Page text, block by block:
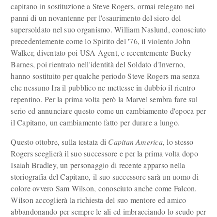
capitano in sostituzione a Steve Rogers, ormai relegato nei
panni di un novantenne per l'esaurimento del siero del
supersoldato nel suo organismo. William Naslund, conosciuto
precedentemente come lo Spirito del '76, il violento John
Walker, diventato poi USA Agent, e recentemente Bucky
Barnes, poi rientrato nell'identità del Soldato d'Inverno,
hanno sostituito per qualche periodo Steve Rogers ma senza
che nessuno fra il pubblico ne mettesse in dubbio il rientro
repentino. Per la prima volta però la Marvel sembra fare sul
serio ed annunciare questo come un cambiamento d'epoca per
il Capitano, un cambiamento fatto per durare a lungo.
Questo ottobre, sulla testata di Capitan America, lo stesso
Rogers sceglierà il suo successore e per la prima volta dopo
Isaiah Bradley, un personaggio di recente apparso nella
storiografia del Capitano, il suo successore sarà un uomo di
colore ovvero Sam Wilson, conosciuto anche come Falcon.
Wilson accoglierà la richiesta del suo mentore ed amico
abbandonando per sempre le ali ed imbracciando lo scudo per